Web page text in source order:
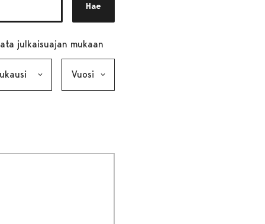
Hae
julkaisuajan mukaan